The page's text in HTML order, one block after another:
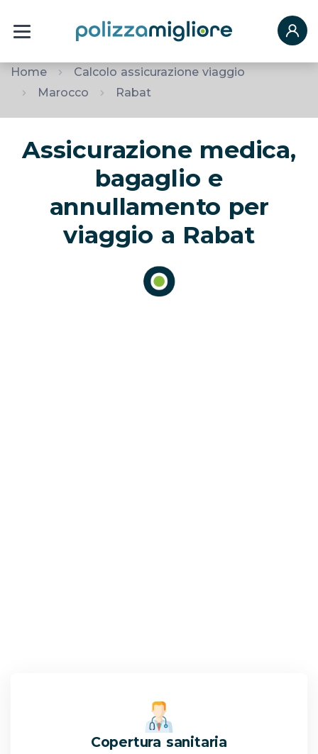
Home
Calcolo assicurazione viaggio
Marocco
Rabat
Assicurazione medica,
bagaglio e
annullamento per
viaggio a Rabat
Copertura sanitaria